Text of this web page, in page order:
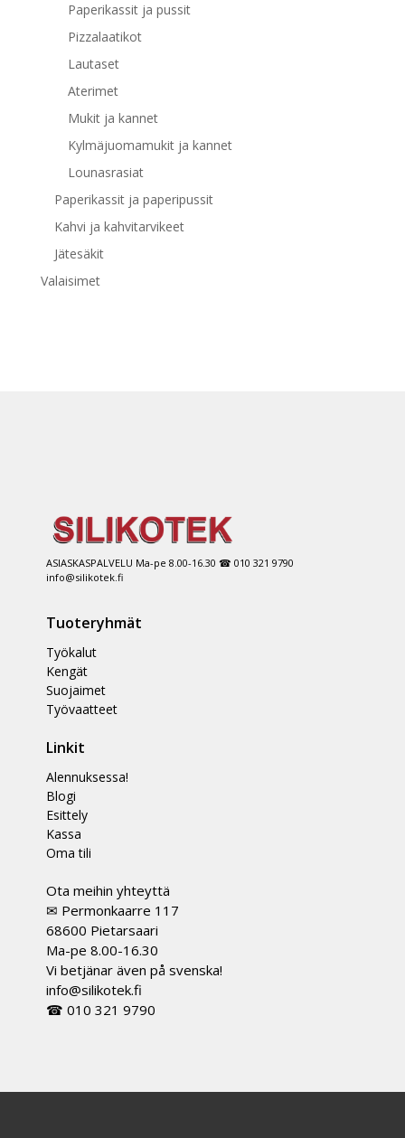
Paperikassit ja pussit
Pizzalaatikot
Lautaset
Aterimet
Mukit ja kannet
Kylmäjuomamukit ja kannet
Lounasrasiat
Paperikassit ja paperipussit
Kahvi ja kahvitarvikeet
Jätesäkit
Valaisimet
ASIASKASPALVELU Ma-pe 8.00-16.30 ☎ 010 321 9790
info@silikotek.fi
Tuoteryhmät
Työkalut
Kengät
Suojaimet
Työvaatteet
Linkit
Alennuksessa!
Blogi
Esittely
Kassa
Oma tili
Ota meihin yhteyttä
✉ Permonkaarre 117
68600 Pietarsaari
Ma-pe 8.00-16.30
Vi betjänar även på svenska!
info@silikotek.fi
☎ 010 321 9790